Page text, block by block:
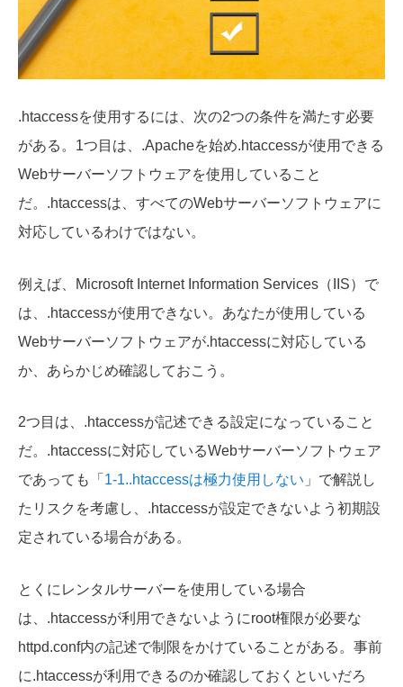
.htaccessを使用するには、次の2つの条件を満たす必要
がある。1つ目は、.Apacheを始め.htaccessが使用できる
Webサーバーソフトウェアを使用している こと
だ。.htaccessは、すべてのWebサーバーソフトウェアに
対応しているわけではない。
例えば、
Microsoft Internet Information Services（IIS）で
は、 .htaccessが使用できない。あなたが使用している
Webサーバーソフトウェアが.htaccessに対応している
か、あらかじめ確認しておこう。
2つ目は、 .htaccessが記述できる設定になっている こと
だ。.htaccessに対応しているWebサーバーソフトウェア
であっても「 1-1..htaccessは極力使用しない 」で解説し
たリスクを考慮し、.htaccessが設定できないよう初期設
定されている場合がある。
とくにレンタルサーバーを使用している場合
は、.htaccessが利用できないようにroot権限が必要な
httpd.conf内の記述で制限をかけていることがある。事前
に.htaccessが利用できるのか確認しておくといいだろ